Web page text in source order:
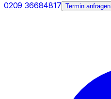
0209 36684817 Termin anfragen